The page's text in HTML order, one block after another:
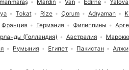
Франция Германия Филиппины
(Голландия) Австралия
Румыния Египет Пакистан
Mardin Van Edirne Yalova
Tokat Rize Çorum Adıyaman